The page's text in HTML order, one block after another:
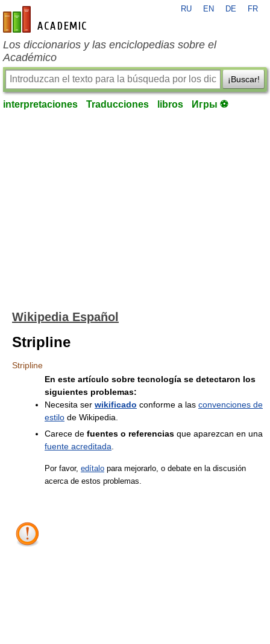
es-academic.com
RU EN DE FR
Los diccionarios y las enciclopedias sobre el
Académico
¡Buscar!
interpretaciones Traducciones libros Игры ⚽
Wikipedia Español
Stripline
Stripline
En este artículo sobre tecnología se detectaron los
siguientes problemas:
Necesita ser wikificado conforme a las convenciones de
estilo de Wikipedia.
Carece de fuentes o referencias que aparezcan en una
fuente acreditada
Por favor, edítalo para mejorarlo, o debate en la discusión
acerca de estos problemas.